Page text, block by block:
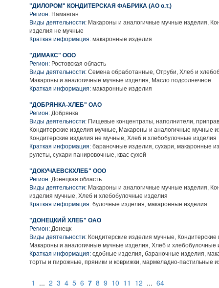
"ДИЛОРОМ" КОНДИТЕРСКАЯ ФАБРИКА (АО о.т.)
Регион: Наманган
Виды деятельности: Макароны и аналогичные мучные изделия,
изделия не мучные
Краткая информация: макаронные изделия
"ДИМАКС" ООО
Регион: Ростовская область
Виды деятельности: Семена обработанные, Отруби, Хлеб и
Макароны и аналогичные мучные изделия, Масло подсолнечное
Краткая информация: макаронные изделия
"ДОБРЯНКА-ХЛЕБ" ОАО
Регион: Добрянка
Виды деятельности: Пищевые концентраты, наполнители,
Кондитерские изделия мучные, Макароны и аналогичные мучные
Кондитерские изделия не мучные, Хлеб и хлебобулочные изделия
Краткая информация: бараночные изделия, сухари, макаронные
рулеты, сухари панировочные, квас сухой
"ДОКУЧАЕВСКХЛЕБ" ООО
Регион: Донецкая область
Виды деятельности: Макароны и аналогичные мучные изделия,
изделия мучные, Хлеб и хлебобулочные изделия
Краткая информация: булочные изделия, макаронные изделия
"ДОНЕЦКИЙ ХЛЕБ" ОАО
Регион: Донецк
Виды деятельности: Кондитерские изделия мучные,
Макароны и аналогичные мучные изделия, Хлеб и хлебобулочные
Краткая информация: сдобные изделия, бараночные изделия,
торты и пирожные, пряники и коврижки, мармеладно-пастильные
1 ... 2 3 4 5 6 7 8 9 10 11 12 ... 64